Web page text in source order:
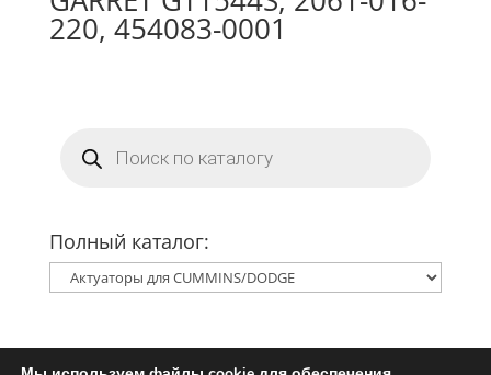
220, 454083-0001
товаров
Полный каталог: